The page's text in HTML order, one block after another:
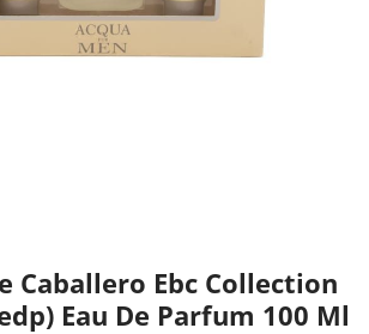
Caballero Ebc Collection
Eau De Parfum 100 Ml